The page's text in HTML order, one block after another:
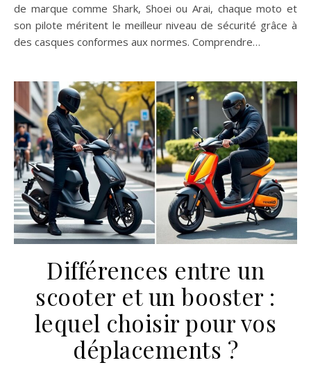
de marque comme Shark, Shoei ou Arai, chaque moto et
son pilote méritent le meilleur niveau de sécurité grâce à
des casques conformes aux normes. Comprendre…
Différences entre un
scooter et un booster :
lequel choisir pour vos
déplacements ?